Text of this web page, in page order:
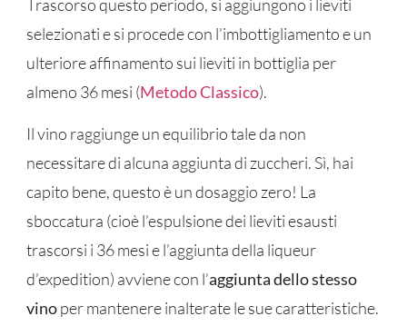
Trascorso questo periodo, si aggiungono i lieviti
selezionati e si procede con l’imbottigliamento e un
ulteriore affinamento sui lieviti in bottiglia per
almeno 36 mesi (Metodo Classico).
Il vino raggiunge un equilibrio tale da non
necessitare di alcuna aggiunta di zuccheri. Sì, hai
capito bene, questo è un dosaggio zero! La
sboccatura (cioè l’espulsione dei lieviti esausti
trascorsi i 36 mesi e l’aggiunta della liqueur
d’expedition) avviene con l’aggiunta dello stesso
vinoper mantenere inalterate le sue caratteristiche.